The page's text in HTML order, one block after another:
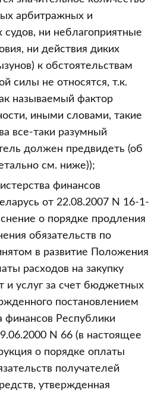
арбитражных и
судов, ни неблагоприятные
ни действия диких
к обстоятельствам
силы не относятся, т.к.
называемый фактор
иными словами, такие
все-таки разумный
должен предвидеть (об
см. ниже));
финансов
от 22.08.2007 N 16-1-
о порядке продления
обязательств по
в развитие Положения
расходов на закупку
и услуг за счет бюджетных
постановлением
финансов Республики
N 66 (в настоящее
о порядке оплаты
получателей
утвержденная